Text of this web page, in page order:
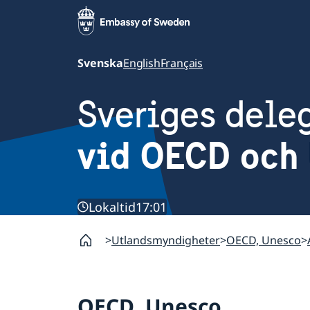
SvenskaEnglishFrançais
Sveriges
vid OECD
Lokaltid17:01
Utlandsmyndigheter OECD, Unesco